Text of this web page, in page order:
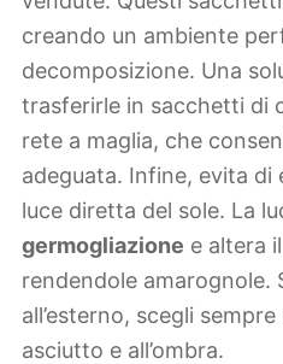
creando un ambiente
decomposizione. Una
trasferirle in sacchetti di
rete a maglia, che
adeguata. Infine, evita di
luce diretta del sole. La
germogliazione e altera
rendendole amarognole.
all’esterno, scegli
asciutto e all’ombra.